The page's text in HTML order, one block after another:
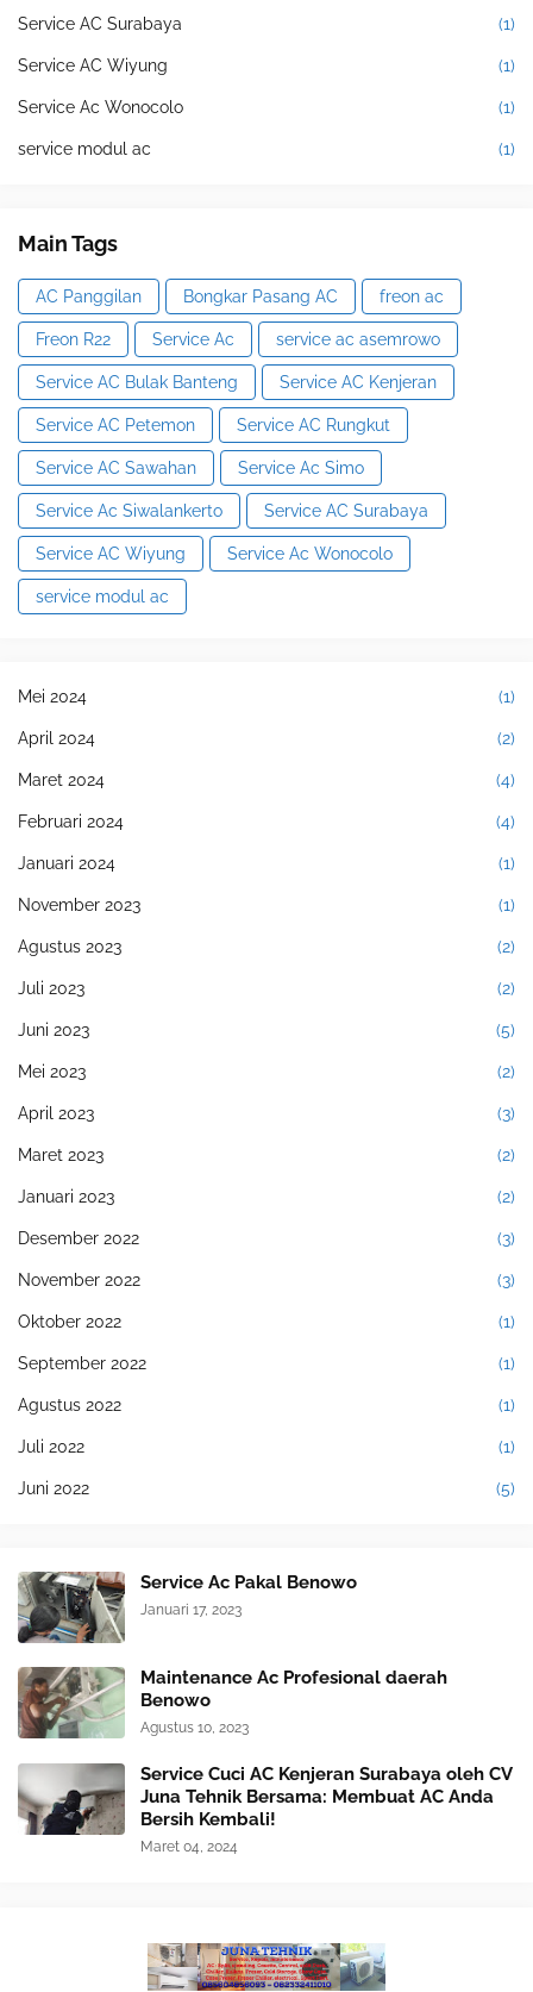
Service AC Surabaya (1)
Service AC Wiyung (1)
Service Ac Wonocolo (1)
service modul ac (1)
Main Tags
AC Panggilan Bongkar Pasang AC freon ac
Freon R22 Service Ac service ac asemrowo
Service AC Bulak Banteng Service AC Kenjeran
Service AC Petemon Service AC Rungkut
Service AC Sawahan Service Ac Simo
Service Ac Siwalankerto Service AC Surabaya
Service AC Wiyung Service Ac Wonocolo
service modul ac
Mei 2024 (1)
April 2024 (2)
Maret 2024 (4)
Februari 2024 (4)
Januari 2024 (1)
November 2023 (1)
Agustus 2023 (2)
Juli 2023 (2)
Juni 2023 (5)
Mei 2023 (2)
April 2023 (3)
Maret 2023 (2)
Januari 2023 (2)
Desember 2022 (3)
November 2022 (3)
Oktober 2022 (1)
September 2022 (1)
Agustus 2022 (1)
Juli 2022 (1)
Juni 2022 (5)
Service Ac Pakal Benowo
Januari 17, 2023
Maintenance Ac Profesional daerah
Benowo
Agustus 10, 2023
Service Cuci AC Kenjeran Surabaya oleh CV
Juna Tehnik Bersama: Membuat AC Anda
Bersih Kembali!
Maret 04, 2024